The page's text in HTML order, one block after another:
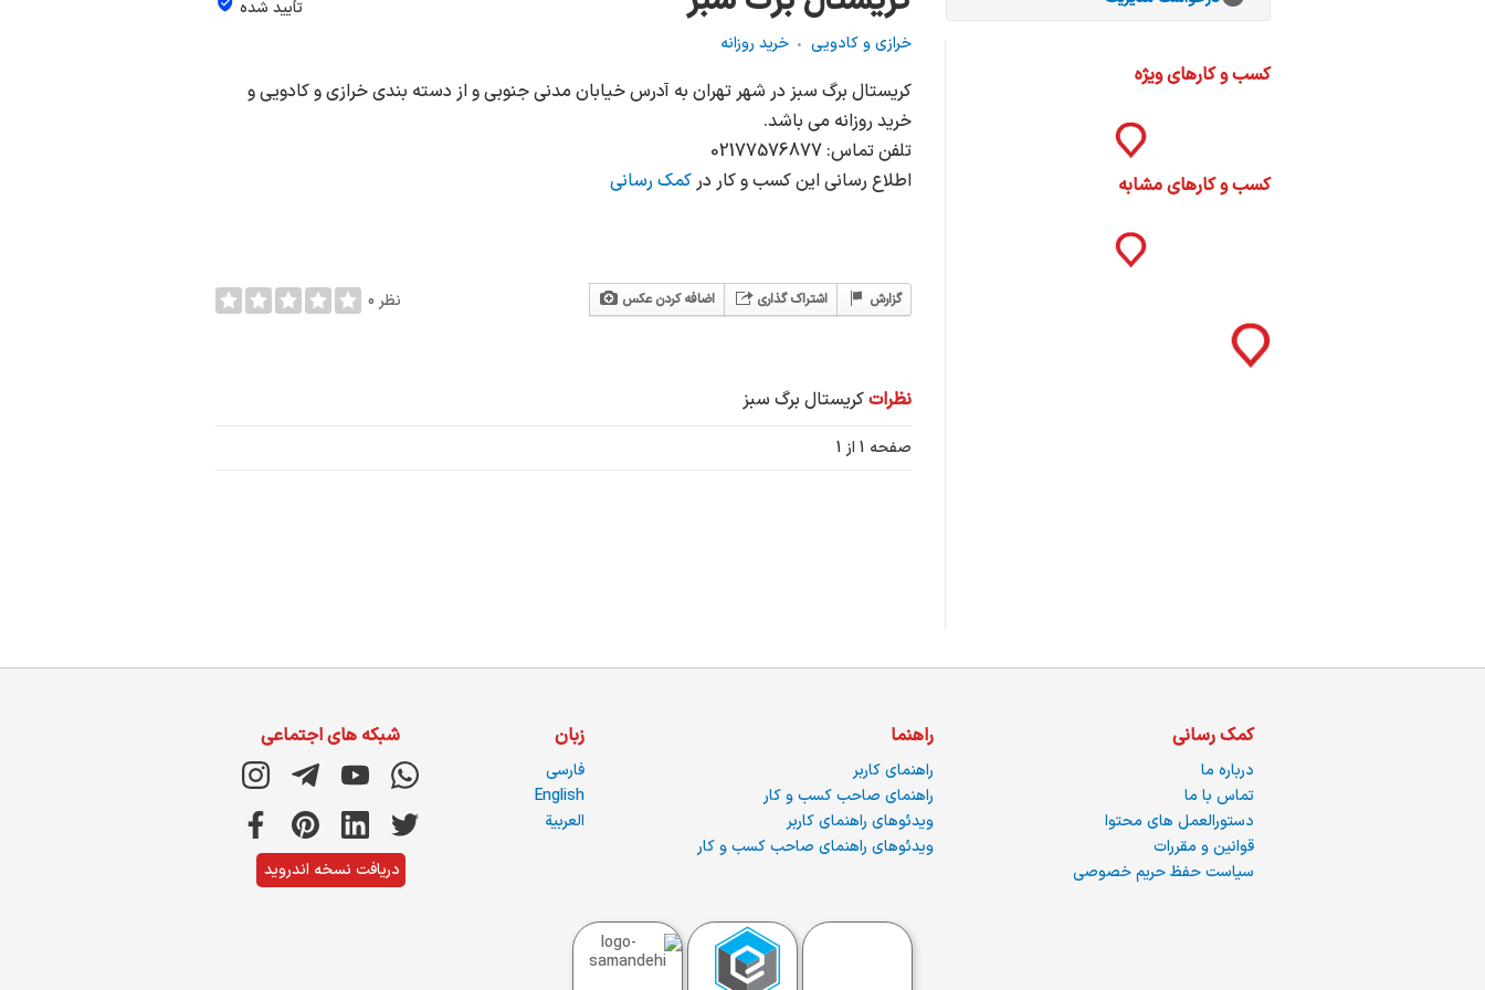
تأیید شده
خرازی و کادویی
خرید روزانه
کریستال برگ سبز در شهر تهران به آدرس خیابان مدنی جنوبی و از دسته بندی خرازی و کادویی و
خرید روزانه می باشد.
تلفن تماس: 02177576877
اطلاع رسانی این کسب و کار درکمک رسانی
اضافه کردن عکس اشتراک گذاری گزارش 0 نظر
نظراتکریستال برگ سبز
صفحه 1 از 1
کسب و کارهای ویژه
کسب و کارهای مشابه
کمک رسانی
درباره ما
تماس با ما
دستورالعمل های محتوا
قوانین و مقررات
سیاست حفظ حریم خصوصی
راهنما
راهنمای کاربر
راهنمای صاحب کسب و کار
ویدئوهای راهنمای کاربر
ویدئوهای راهنمای صاحب کسب و کار
زبان
فارسی
English
العربية
شبکه های اجتماعی
دریافت نسخه اندروید